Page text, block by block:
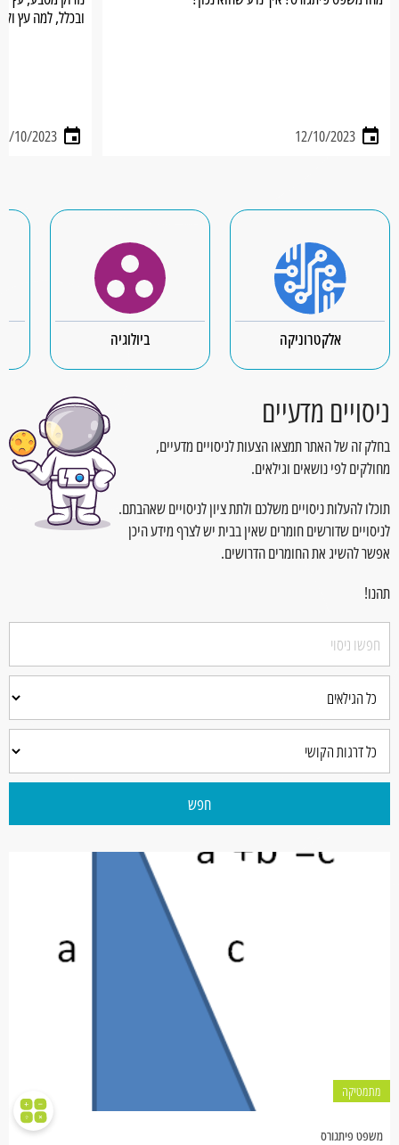
12/10/2023
ובכלל, למה עץ
10/2023
אלקטרוניקה ביולוגיה
ניסויים מדעיים
בחלק זה של האתר תמצאו הצעות לניסויים מדעיים,
מחולקים לפי נושאים וגילאים.
תוכלו להעלות ניסויים משלכם ולתת ציון לניסויים שאהבתם.
לניסויים שדורשים חומרים שאין בבית יש לצרף מידע היכן
אפשר להשיג את החומרים הדרושים.
תהנו!
חפש
מתמטיקה
משפט פיתגורס